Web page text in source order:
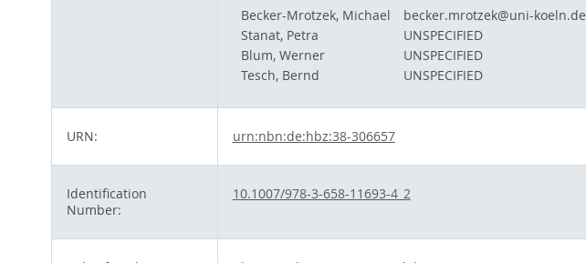
Becker-Mrotzek, Michael
becker.mrotzek@uni-koeln.de
Stanat, Petra
UNSPECIFIED
Blum, Werner
UNSPECIFIED
Tesch, Bernd
UNSPECIFIED
URN: urn:nbn:de:hbz:38-306657
Identification
Number:
10.1007/978-3-658-11693-4_2